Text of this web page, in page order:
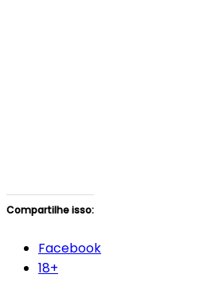
Compartilhe isso:
Facebook
18+